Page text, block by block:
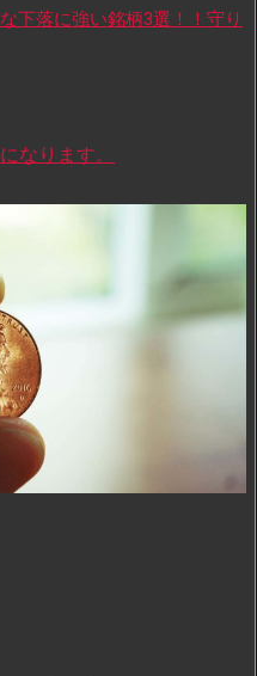
下落に強い銘柄3選！！守り
なります。